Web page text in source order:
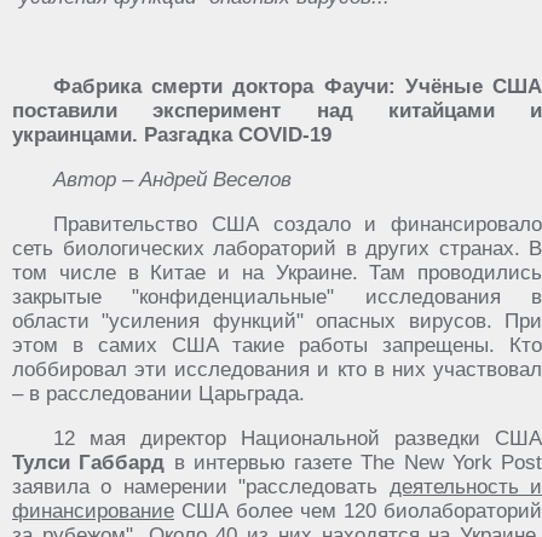
Фабрика смерти доктора Фаучи: Учёные США
поставили эксперимент над китайцами и
украинцами. Разгадка COVID-19
Автор – Андрей Веселов
Правительство США создало и финансировало
сеть биологических лабораторий в других странах. В
том числе в Китае и на Украине. Там проводились
закрытые "конфиденциальные" исследования в
области "усиления функций" опасных вирусов. При
этом в самих США такие работы запрещены. Кто
лоббировал эти исследования и кто в них участвовал
– в расследовании Царьграда.
12 мая директор Национальной разведки США
Тулси Габбард в интервью газете The New York Post
заявила о намерении "расследовать деятельность и
финансирование США более чем 120 биолабораторий